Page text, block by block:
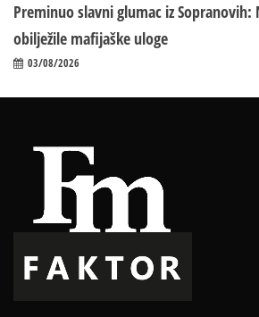
Preminuo slavni glumac iz
obilježile mafijaške uloge
03/08/2026